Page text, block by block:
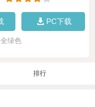
PC下载
绿色
排行